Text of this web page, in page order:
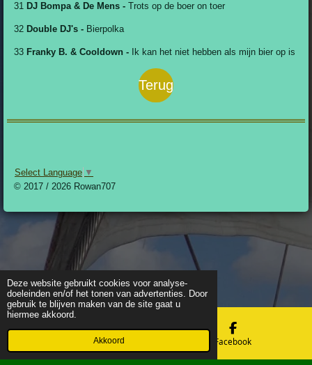
Deze website gebruikt cookies voor analyse-
doeleinden en/of het tonen van advertenties. Door
gebruik te blijven maken van de site gaat u
hiermee akkoord.
Akkoord
31 DJ Bompa & De Mens - Trots op de boer on toer
32 Double DJ's - Bierpolka
33 Franky B. & Cooldown - Ik kan het niet hebben als mijn bier op is
Terug
Select Language ▼
© 2017 / 2026 Rowan707
E-mailadres Facebook